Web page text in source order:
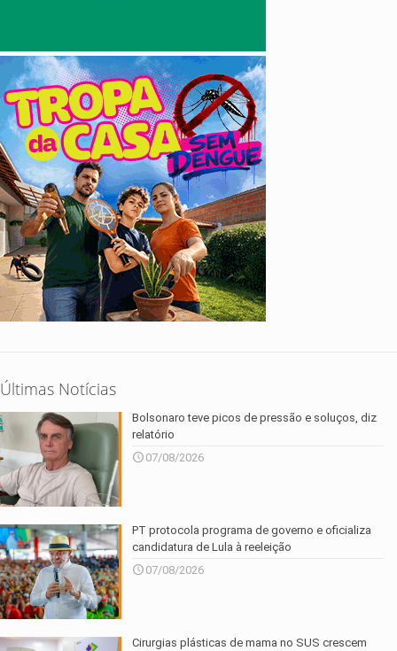
Últimas Notícias
Bolsonaro teve picos de pressão e soluços, diz
relatório
07/08/2026
PT protocola programa de governo e oficializa
candidatura de Lula à reeleição
07/08/2026
Cirurgias plásticas de mama no SUS crescem